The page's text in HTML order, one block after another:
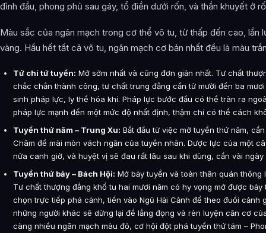
đỉnh đầu, phong phủ sau gáy, tổ điền dưới rốn, và thần khuyết ở
Màu sắc của ngân mạch trong cơ thể võ tu, từ thấp đến cao, lần
vàng. Hầu hết tất cả võ tu, ngân mạch cơ bản nhất đều là màu
Tứ chi tứ tuyền: Mở sớm nhất và cũng đơn giản nhất. Tư chất
chắc chắn thành công, tư chất trung đẳng cần từ mười đến ba
sinh pháp lực, ly thể hóa khí. Pháp lực bước đầu có thể tràn ra
pháp lực mạnh đến một mức độ nhất định, thậm chí có thể cách
Tuyền thứ năm – Trung Xu: Bắt đầu từ việc mở tuyền thứ năm,
Châm để mài mòn vách ngăn của tuyền nhãn. Dược lực của một
nửa canh giờ, và huyệt vị sẽ đau rất lâu sau khi dùng, cần vài ngày
Tuyền thứ bảy – Bách Hội: Mở bảy tuyền và toàn thân quán thông
Tư chất thượng đẳng khổ tu hai mươi năm có hy vọng mở được bảy
chọn trực tiếp phá cảnh, tiến vào Ngũ Hải Cảnh để theo đuổi cảnh
những người khác sẽ dừng lại để lắng đọng và rèn luyện căn cơ
càng nhiều ngân mạch màu đỏ, cơ hội đột phá tuyền thứ tám –